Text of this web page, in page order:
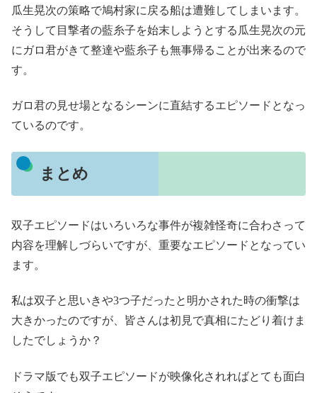
瓜生晃次の策略で鳩村家に戻る船は遭難してしまいます。
そうして目撃者の藍糸子を始末しようとする瓜生晃次の元
にガロ君がきて整達や藍糸子も無事帰ることが出来るので
す。
ガロ君の見せ場となるシーンに直結するエピソードとなっ
ているのです。
まとめ
双子エピソードはいろいろな事件が複雑怪奇に合わさって
内容を理解しづらいですが、重要なエピソードとなってい
ます。
私は双子と思いきや3つ子だったと明かされた時の衝撃は
大きかったのですが、皆さんは初見で真相にたどり着けま
したでしょうか？
ドラマ版でも双子エピソードが映像化されればとても面白